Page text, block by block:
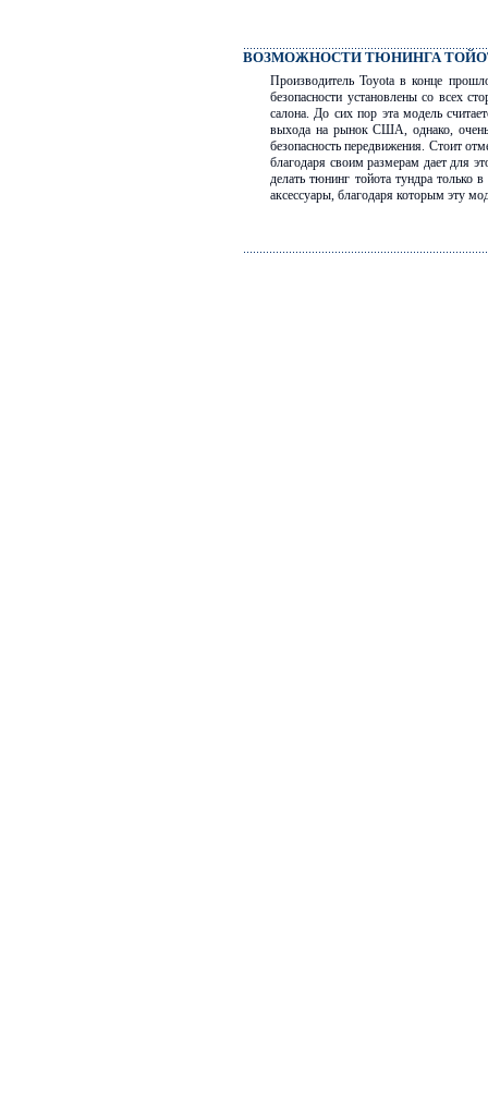
ВОЗМОЖНОСТИ ТЮНИНГА
Производитель Toyota в конце
безопасности установлены со всех
салона. До сих пор эта модель
выхода на рынок США, однако, очень
безопасность передвижения. Стоит
благодаря своим размерам дает для
делать тюнинг тойота тундра только
аксессуары, благодаря которым эту